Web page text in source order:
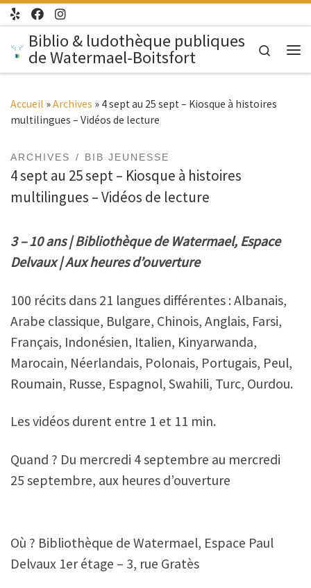
Passer au contenu
Biblio & ludothèque publiques
de Watermael-Boitsfort
Search
Accueil »Archives » 4 sept au 25 sept – Kiosque à histoires
multilingues – Vidéos de lecture
ARCHIVES BIB JEUNESSE
4 sept au 25 sept – Kiosque à histoires
multilingues – Vidéos de lecture
3 – 10 ans | Bibliothèque de Watermael, Espace
Delvaux | Aux heures d’ouverture
100 récits dans 21 langues différentes : Albanais,
Arabe classique, Bulgare, Chinois, Anglais, Farsi,
Français, Indonésien, Italien, Kinyarwanda,
Marocain, Néerlandais, Polonais, Portugais, Peul,
Roumain, Russe, Espagnol, Swahili, Turc, Ourdou.
Les vidéos durent entre 1 et 11 min.
Quand ? Du mercredi 4 septembre au mercredi
25 septembre, aux heures d’ouverture
Où ? Bibliothèque de Watermael, Espace Paul
Delvaux 1er étage – 3, rue Gratès